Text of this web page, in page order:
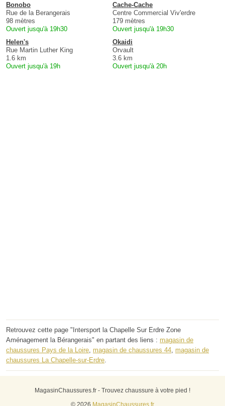
Bonobo
Rue de la Berangerais
98 mètres
Ouvert jusqu'à 19h30
Cache-Cache
Centre Commercial Viv'erdre
179 mètres
Ouvert jusqu'à 19h30
Helen's
Rue Martin Luther King
1.6 km
Ouvert jusqu'à 19h
Okaidi
Orvault
3.6 km
Ouvert jusqu'à 20h
Retrouvez cette page "Intersport la Chapelle Sur Erdre Zone
Aménagement la Bérangerais" en partant des liens : magasin de
chaussures Pays de la Loire magasin de chaussures 44 magasin de
chaussures La Chapelle-sur-Erdre
MagasinChaussures.fr - Trouvez chaussure à votre pied !
© 2026 MagasinChaussures.fr